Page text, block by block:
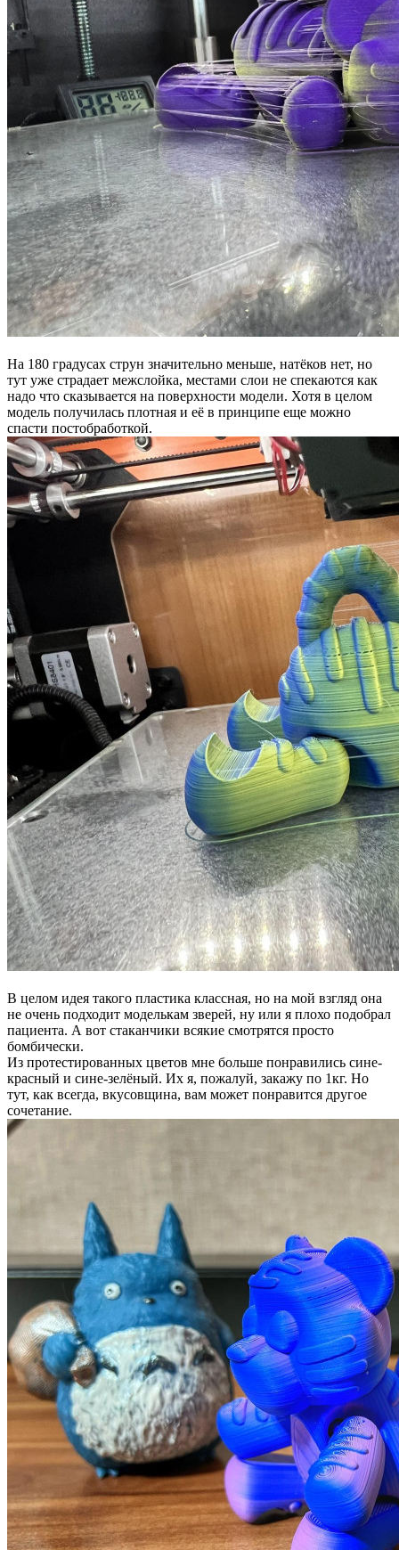
На 180 градусах струн значительно меньше, натёков нет, но
тут уже страдает межслойка, местами слои не спекаются как
надо что сказывается на поверхности модели. Хотя в целом
модель получилась плотная и её в принципе еще можно
спасти постобработкой.
В целом идея такого пластика классная, но на мой взгляд она
не очень подходит моделькам зверей, ну или я плохо подобрал
пациента. А вот стаканчики всякие смотрятся просто
бомбически.
Из протестированных цветов мне больше понравились сине-
красный и сине-зелёный. Их я, пожалуй, закажу по 1кг. Но
тут, как всегда, вкусовщина, вам может понравится другое
сочетание.